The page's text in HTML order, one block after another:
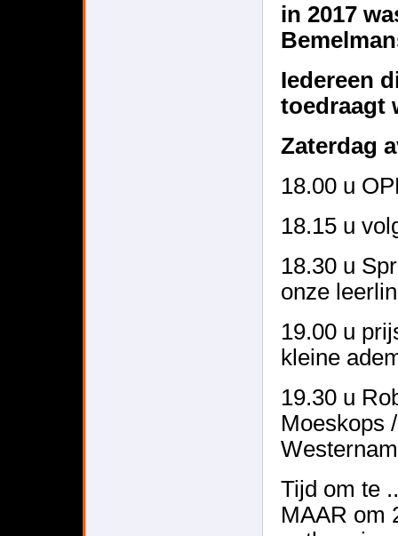
in 2017
Iedereen
toedraagt
Zaterdag
18.00 u
18.15 u
18.30 u
onze
19.00 u
kleine
19.30 u
Moeskops
Tijd om te
MAAR om